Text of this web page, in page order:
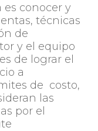
es conocer y
técnicas
de
y el equipo
de lograr el
a
de costo,
las
por el